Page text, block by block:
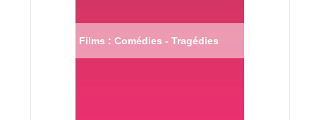
Films : Comédies - Tragédies